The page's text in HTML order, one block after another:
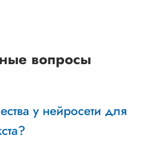
вопросы
у нейросети для